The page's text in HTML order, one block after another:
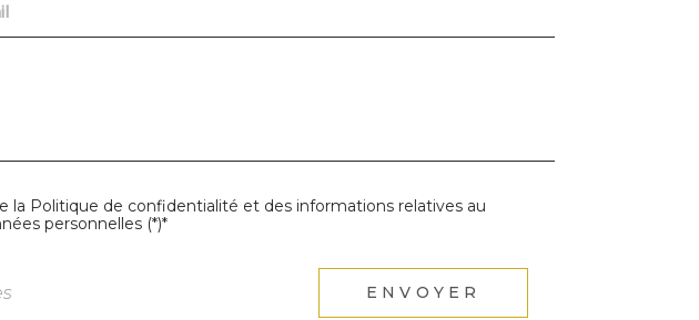
la Politique de confidentialité et des informations relatives au
personnelles (*)*
ENVOYER